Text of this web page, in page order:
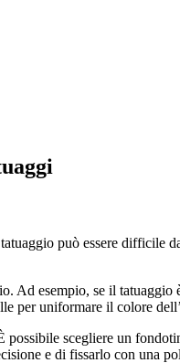
può essere difficile
Ad esempio, se il tatuaggio
per uniformare il colore
scegliere un
e di fissarlo con una